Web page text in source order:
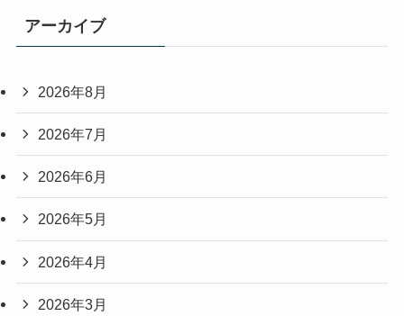
アーカイブ
2026年8月
2026年7月
2026年6月
2026年5月
2026年4月
2026年3月